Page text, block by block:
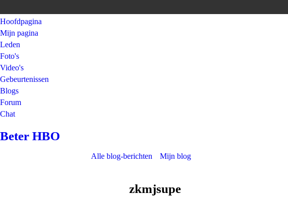
Hoofdpagina
Mijn pagina
Leden
Foto's
Video's
Gebeurtenissen
Blogs
Forum
Chat
Beter HBO
Alle blog-berichten Mijn blog
zkmjsupe